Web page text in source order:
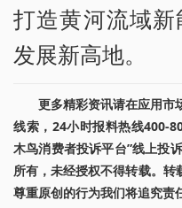
打造黄河流域
发展新高地。
更多精彩资讯请在应用市
线索，24小时报料热线400-
木鸟消费者投诉平台”线上投
所有，未经授权不得转载。
尊重原创的行为我们将追究责